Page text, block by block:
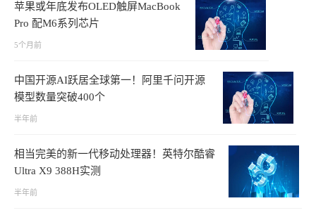
苹果或年底发布OLED触屏MacBook
Pro 配M6系列芯片
5个月前
中国开源AI跃居全球第一！阿里千问开源
模型数量突破400个
半年前
相当完美的新一代移动处理器！英特尔酷睿
Ultra X9 388H实测
半年前